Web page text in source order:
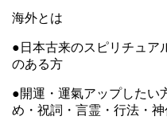
海外とは
●日本古来のスピリチュア
のある方
●開運・運氣アップしたい
め・祝詞・言霊・行法・神